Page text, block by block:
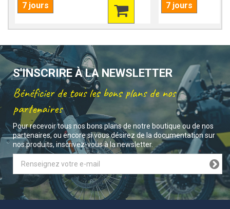
7 jours 7 jours
S'INSCRIRE À LA NEWSLETTER
Bénéficier de tous les bons plans de nos
partenaires
Pour recevoir tous nos bons plans de notre boutique ou de nos
partenaires, ou encore si vous désirez de la documentation sur
nos produits, inscrivez-vous à la newsletter.